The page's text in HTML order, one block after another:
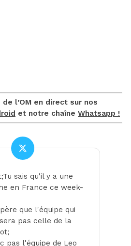
l’OM en direct sur nos
et notre chaîne Whatsapp !
sais qu'il y a une
en France ce week-
que l'équipe qui
pas celle de la
pas l'équipe de Leo